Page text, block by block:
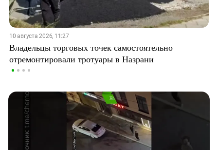
10 августа 2026, 11:27
Владельцы торговых точек самостоятельно
отремонтировали тротуары в Назрани